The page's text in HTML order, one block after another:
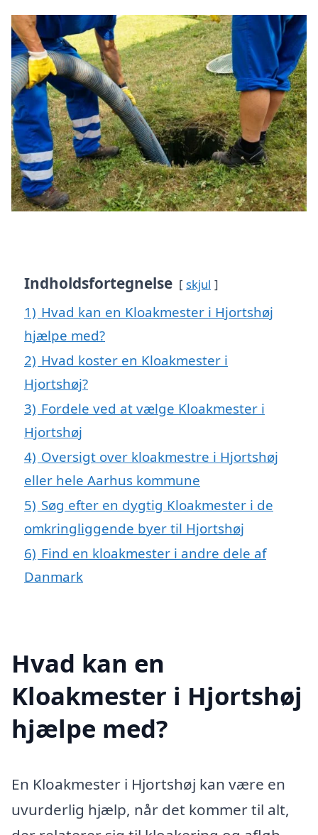
Indholdsfortegnelse skjul
1) Hvad kan en Kloakmester i Hjortshøj
hjælpe med?
2) Hvad koster en Kloakmester i
Hjortshøj?
3) Fordele ved at vælge Kloakmester i
Hjortshøj
4) Oversigt over kloakmestre i Hjortshøj
eller hele Aarhus kommune
5) Søg efter en dygtig Kloakmester i de
omkringliggende byer til Hjortshøj
6) Find en kloakmester i andre dele af
Danmark
Hvad kan en
Kloakmester i Hjortshøj
hjælpe med?
En Kloakmester i Hjortshøj kan være en
uvurderlig hjælp, når det kommer til alt,